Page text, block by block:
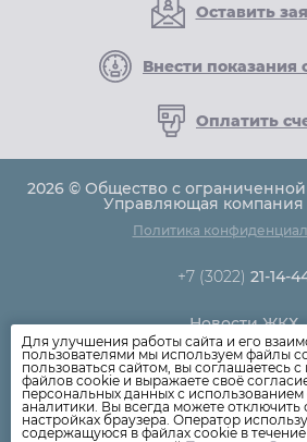
Оставить
Внести показания
Оплатить
2026 © Общество с ограниченной
Управляющая компания
Политика
+7 (3022) 21-14-
Новости ЖКХ
Новости
Как оплатить
Дома
Раскрытие
Для улучшения работы сайта и его
пользователями мы используем файлы
пользоваться сайтом, вы соглашаетесь
файлов cookie и выражаете своё
персональных данных с использованием
аналитики. Вы всегда можете
настройках браузера. Оператор
содержащуюся в файлах cookie в